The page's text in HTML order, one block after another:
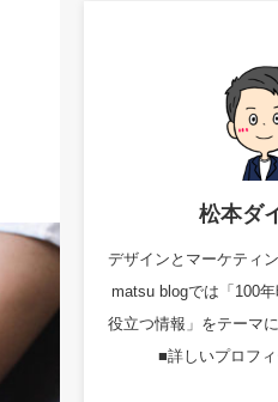
松本ダ
デザインとマーケティ
matsu blogでは「100
役立つ情報」をテーマ
■詳しいプロフ